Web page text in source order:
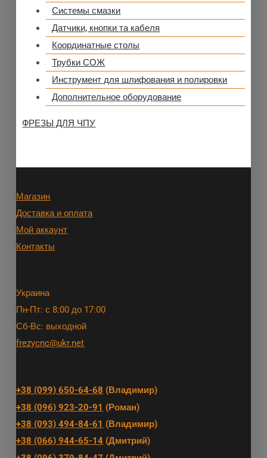
Системы смазки
Датчики, кнопки та кабеля
Координатные столы
Трубки СОЖ
Инструмент для шлифования и полировки
Дополнительное оборудование
ФРЕЗЫ ДЛЯ ЧПУ
Магазин
Доставка и оплата
Мой аккаунт
Контакты
Украина
Пн-Пт: с 8:00 до 17:00
Сб-Вс: выходной
frezycnc@ukr.net
+38 (099) 650-64-68 (Владимир)
+38 (096) 923-20-91 (Роман)
+38 (093) 494-84-61 (Владимир)
+38 (066) 944-65-14 (Дмитрий)